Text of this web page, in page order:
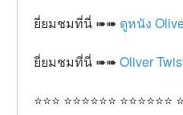
ยี่ยมชมที่นี่ ➠➠ ดูหนัง
ยี่ยมชมที่นี่ ➠➠ Oliver
⭐⭐⭐ ⭐⭐⭐⭐⭐⭐ ⭐⭐⭐⭐⭐⭐